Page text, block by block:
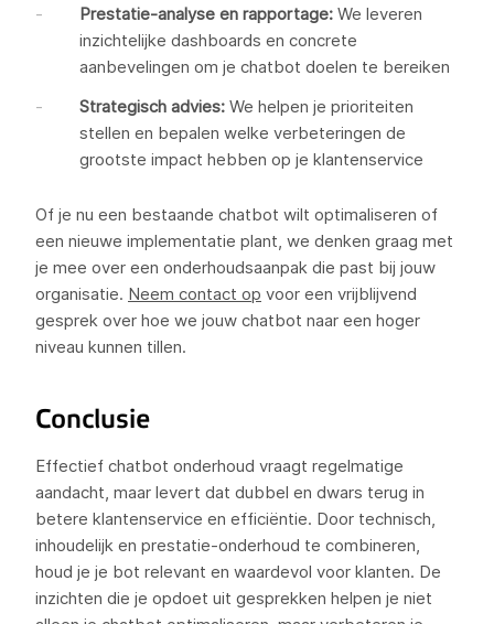
Prestatie-analyse en rapportage: We leveren
inzichtelijke dashboards en concrete
aanbevelingen om je chatbot doelen te bereiken
Strategisch advies: We helpen je prioriteiten
stellen en bepalen welke verbeteringen de
grootste impact hebben op je klantenservice
Of je nu een bestaande chatbot wilt optimaliseren of
een nieuwe implementatie plant, we denken graag met
je mee over een onderhoudsaanpak die past bij jouw
organisatie. Neem contact op voor een vrijblijvend
gesprek over hoe we jouw chatbot naar een hoger
niveau kunnen tillen.
Conclusie
Effectief chatbot onderhoud vraagt regelmatige
aandacht, maar levert dat dubbel en dwars terug in
betere klantenservice en efficiëntie. Door technisch,
inhoudelijk en prestatie-onderhoud te combineren,
houd je je bot relevant en waardevol voor klanten. De
inzichten die je opdoet uit gesprekken helpen je niet